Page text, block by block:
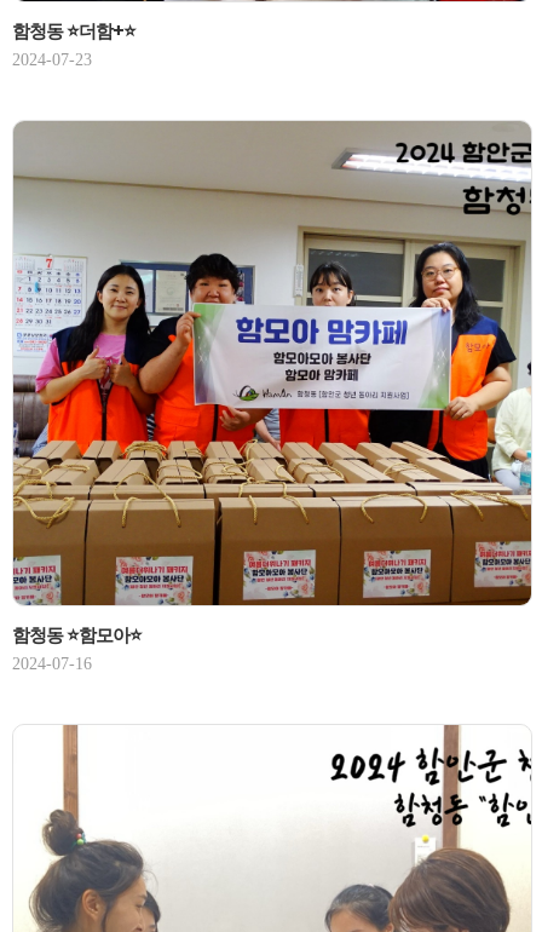
함청동 ⭐더함+⭐
2024-07-23
함청동 ⭐함모아⭐
2024-07-16